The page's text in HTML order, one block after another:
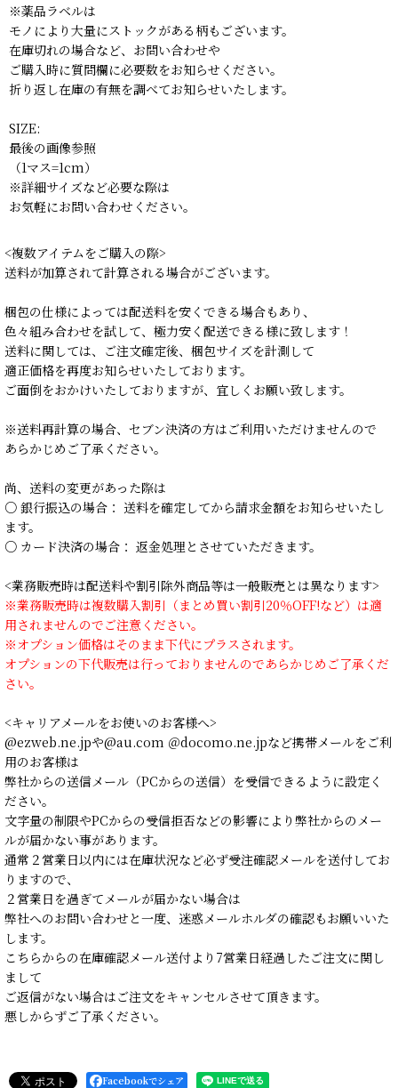
※薬品ラベルは
モノにより大量にストックがある柄もございます。
在庫切れの場合など、お問い合わせや
ご購入時に質問欄に必要数をお知らせください。
折り返し在庫の有無を調べてお知らせいたします。
SIZE:
最後の画像参照
（1マス=1cm）
※詳細サイズなど必要な際は
お気軽にお問い合わせください。
<複数アイテムをご購入の際>
送料が加算されて計算される場合がございます。
梱包の仕様によっては配送料を安くできる場合もあり、
色々組み合わせを試して、極力安く配送できる様に致します！
送料に関しては、ご注文確定後、梱包サイズを計測して
適正価格を再度お知らせいたしております。
ご面倒をおかけいたしておりますが、宜しくお願い致します。
※送料再計算の場合、セブン決済の方はご利用いただけませんので
あらかじめご了承ください。
尚、送料の変更があった際は
○ 銀行振込の場合： 送料を確定してから請求金額をお知らせいたし
ます。
○ カード決済の場合： 返金処理とさせていただきます。
<業務販売時は配送料や割引除外商品等は一般販売とは異なります>
※業務販売時は複数購入割引（まとめ買い割引20％OFF!など）は適
用されませんのでご注意ください。
※オプション価格はそのまま下代にプラスされます。
オプションの下代販売は行っておりませんのであらかじめご了承くだ
さい。
<キャリアメールをお使いのお客様へ>
@ezweb.ne.jpや@au.com ＠docomo.ne.jpなど携帯メールをご利
用のお客様は
弊社からの送信メール（PCからの送信）を受信できるように設定く
ださい。
文字量の制限やPCからの受信拒否などの影響により弊社からのメー
ルが届かない事があります。
通常２営業日以内には在庫状況など必ず受注確認メールを送付してお
りますので、
２営業日を過ぎてメールが届かない場合は
弊社へのお問い合わせと一度、迷惑メールホルダの確認もお願いいた
します。
こちらからの在庫確認メール送付より7営業日経過したご注文に関し
まして
ご返信がない場合はご注文をキャンセルさせて頂きます。
悪しからずご了承ください。
Facebookでシェア